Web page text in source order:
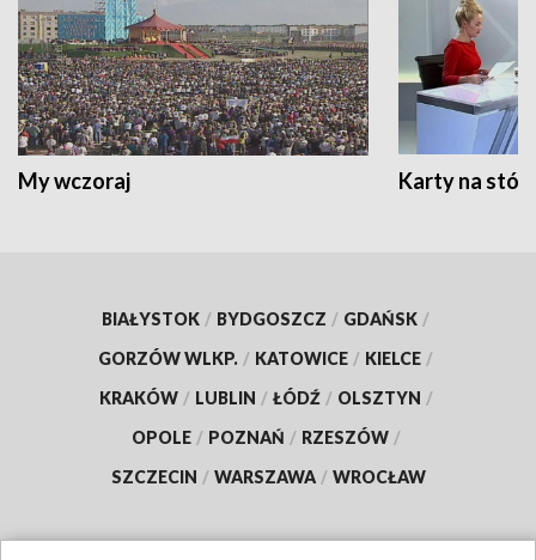
My wczoraj Karty na
BIAŁYSTOK / BYDGOSZCZ / GDAŃSK /
GORZÓW WLKP. / KATOWICE / KIELCE /
KRAKÓW / LUBLIN / ŁÓDŹ / OLSZTYN /
OPOLE / POZNAŃ / RZESZÓW /
SZCZECIN / WARSZAWA / WROCŁAW